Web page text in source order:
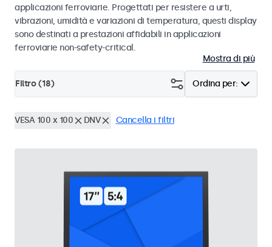
applicazioni ferroviarie. Progettati per resistere a urti,
vibrazioni, umidità e variazioni di temperatura, questi display
sono destinati a prestazioni affidabili in applicazioni
ferroviarie non-safety-critical.
Mostra di più
Ordina per:
Filtro (18)
VESA 100 x 100 DNV Cancella i filtri